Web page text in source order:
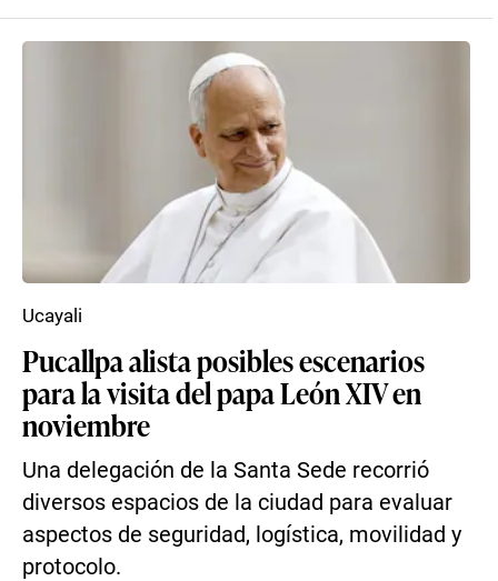
Pucallpa alista posibles escenarios
para la visita del papa León XIV en
noviembre
Una delegación de la Santa Sede recorrió
diversos espacios de la ciudad para evaluar
aspectos de seguridad, logística, movilidad y
protocolo.
Ucayali